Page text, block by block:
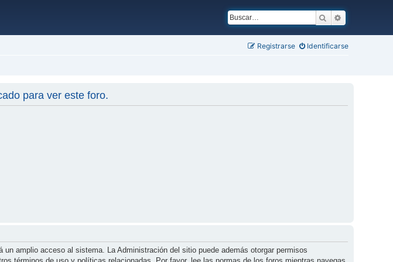
Buscar
Identificarse
Registrarse
para ver este foro.
amplio acceso al sistema. La Administración del sitio puede además otorgar permisos